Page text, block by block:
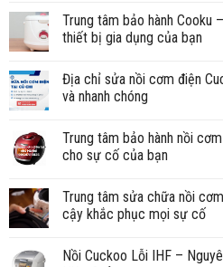
Trung tâm bảo hành Cooku
thiết bị gia dụng của bạn
Địa chỉ sửa nồi cơm điện
và nhanh chóng
Trung tâm bảo hành nồi
cho sự cố của bạn
Trung tâm sửa chữa nồi
cậy khắc phục mọi sự cố
Nồi Cuckoo Lỗi IHF –